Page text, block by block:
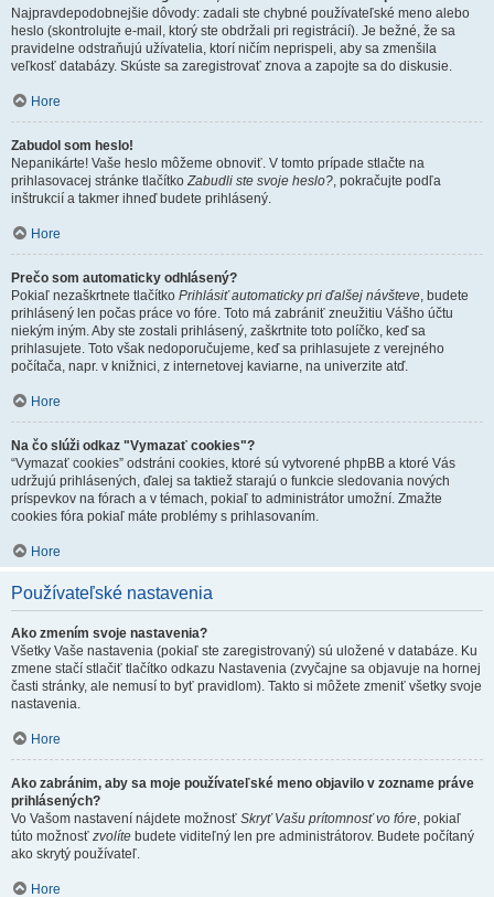
Najpravdepodobnejšie dôvody: zadali ste chybné používateľské meno alebo
heslo (skontrolujte e-mail, ktorý ste obdržali pri registrácií). Je bežné, že sa
pravidelne odstraňujú užívatelia, ktorí ničím neprispeli, aby sa zmenšila
veľkosť databázy. Skúste sa zaregistrovať znova a zapojte sa do diskusie.
Hore
Zabudol som heslo!
Nepanikárte! Vaše heslo môžeme obnoviť. V tomto prípade stlačte na
prihlasovacej stránke tlačítkoZabudli ste svoje heslo?, pokračujte podľa
inštrukcií a takmer ihneď budete prihlásený.
Hore
Prečo som automaticky odhlásený?
Pokiaľ nezaškrtnete tlačítko Prihlásiť automaticky pri ďalšej návšteve, budete
prihlásený len počas práce vo fóre. Toto má zabrániť zneužitiu Vášho účtu
niekým iným. Aby ste zostali prihlásený, zaškrtnite toto políčko, keď sa
prihlasujete. Toto však nedoporučujeme, keď sa prihlasujete z verejného
počítača, napr. v knižnici, z internetovej kaviarne, na univerzite atď.
Hore
Na čo slúži odkaz "Vymazať cookies"?
“Vymazať cookies” odstráni cookies, ktoré sú vytvorené phpBB a ktoré Vás
udržujú prihlásených, ďalej sa taktiež starajú o funkcie sledovania nových
príspevkov na fórach a v témach, pokiaľ to administrátor umožní. Zmažte
cookies fóra pokiaľ máte problémy s prihlasovaním.
Hore
Používateľské nastavenia
Ako zmením svoje nastavenia?
Všetky Vaše nastavenia (pokiaľ ste zaregistrovaný) sú uložené v databáze. Ku
zmene stačí stlačiť tlačítko odkazu Nastavenia (zvyčajne sa objavuje na hornej
časti stránky, ale nemusí to byť pravidlom). Takto si môžete zmeniť všetky svoje
nastavenia.
Hore
Ako zabránim, aby sa moje používateľské meno objavilo v zozname práve
prihlásených?
Vo Vašom nastavení nájdete možnosť Skryť Vašu prítomnosť vo fóre, pokiaľ
túto možnosť zvolíte budete viditeľný len pre administrátorov. Budete počítaný
ako skrytý používateľ.
Hore